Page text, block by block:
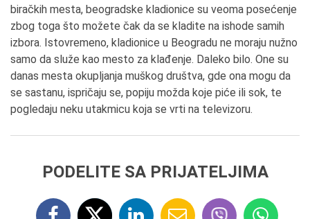
biračkih mesta, beogradske kladionice su veoma posećenje
zbog toga što možete čak da se kladite na ishode samih
izbora. Istovremeno, kladionice u Beogradu ne moraju nužno
samo da služe kao mesto za klađenje. Daleko bilo. One su
danas mesta okupljanja muškog društva, gde ona mogu da
se sastanu, ispričaju se, popiju možda koje piće ili sok, te
pogledaju neku utakmicu koja se vrti na televizoru.
PODELITE SA PRIJATELJIMA